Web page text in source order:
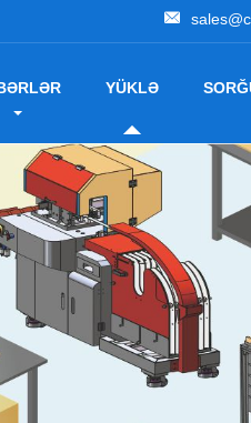
YÜKLƏ